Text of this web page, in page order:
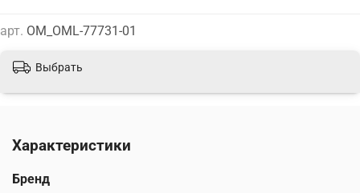
арт. OM_OML-77731-01
Выбрать
Характеристики
Бренд